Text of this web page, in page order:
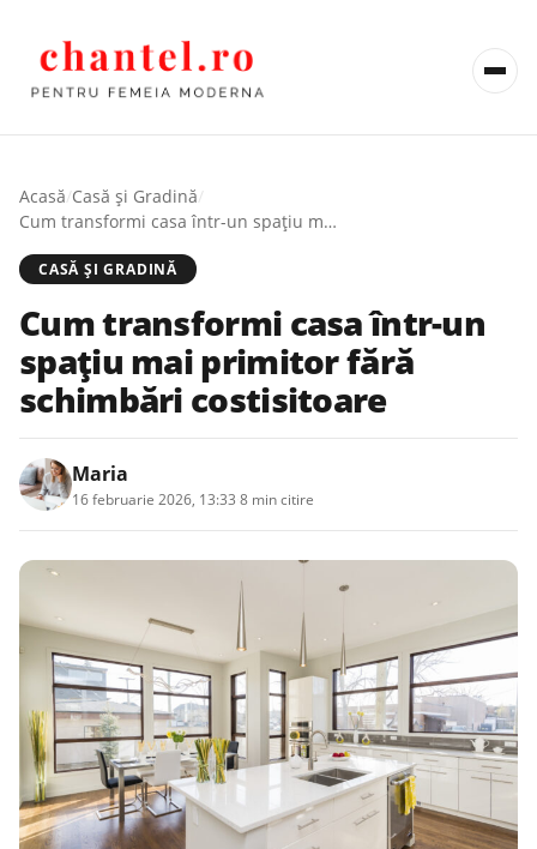
Acasă/Casă şi Gradină/
Cum transformi casa într-un spațiu mai primitor fără schimbări costisitoare
CASĂ ŞI GRADINĂ
Cum transformi casa într-un
spațiu mai primitor fără
schimbări costisitoare
Maria
16 februarie 2026, 13:33 8 min citire